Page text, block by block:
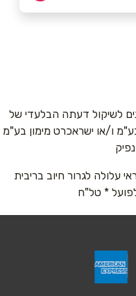
לשיקול דעתה הבלעדי של
ו/או ישראכרט מימון בע"מ
עלולה לגרור חיוב בריבית
לפועל * טל"ח